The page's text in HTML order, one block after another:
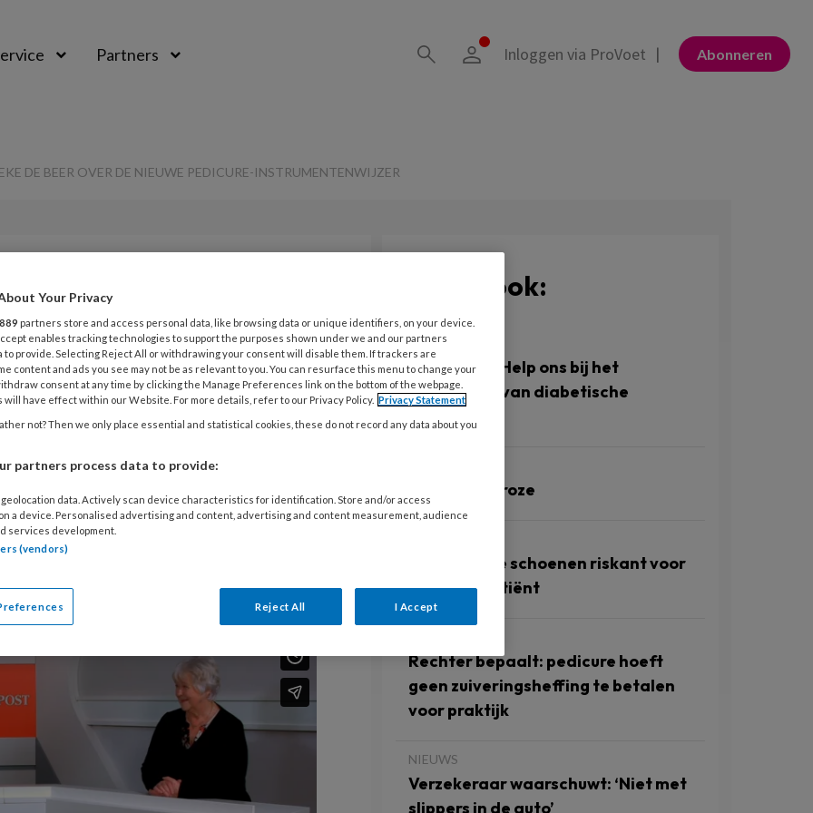
Partners Abonneren
Inloggen via ProVoet
DE BEER OVER DE NIEUWE PEDICURE-INSTRUMENTENWIJZER
tv-uitzending:
de nieuwe
interviewt Tineke de Beer tijdens
over de herziene Pedicure-
Bekijk ook:
NIEUWS
Patiënten: ‘Help ons bij het
voorkomen van diabetische
voetulcera’
De zomer is roze
Ook te grote schoenen riskant voor
diabetespatiënt
Rechter bepaalt: pedicure hoeft
geen zuiveringsheffing te betalen
voor praktijk
NIEUWS
Verzekeraar waarschuwt: ‘Niet met
slippers in de auto’
Your Privacy
889 partners store and access personal data, like browsing data or unique identifiers, on your device.
enables tracking technologies to support the purposes shown under we and our partners
to provide. Selecting Reject All or withdrawing your consent will disable them. If trackers are
content and ads you see may not be as relevant to you. You can resurface this menu to change your
consent at any time by clicking the Manage Preferences link on the bottom of the webpage.
will have effect within our Website. For more details, refer to our Privacy Policy. Privacy Statement
not? Then we only place essential and statistical cookies, these do not record any data about you
partners process data to provide:
data. Actively scan device characteristics for identification. Store and/or access
a device. Personalised advertising and content, advertising and content measurement, audience
services development.
(vendors)
Reject All I Accept